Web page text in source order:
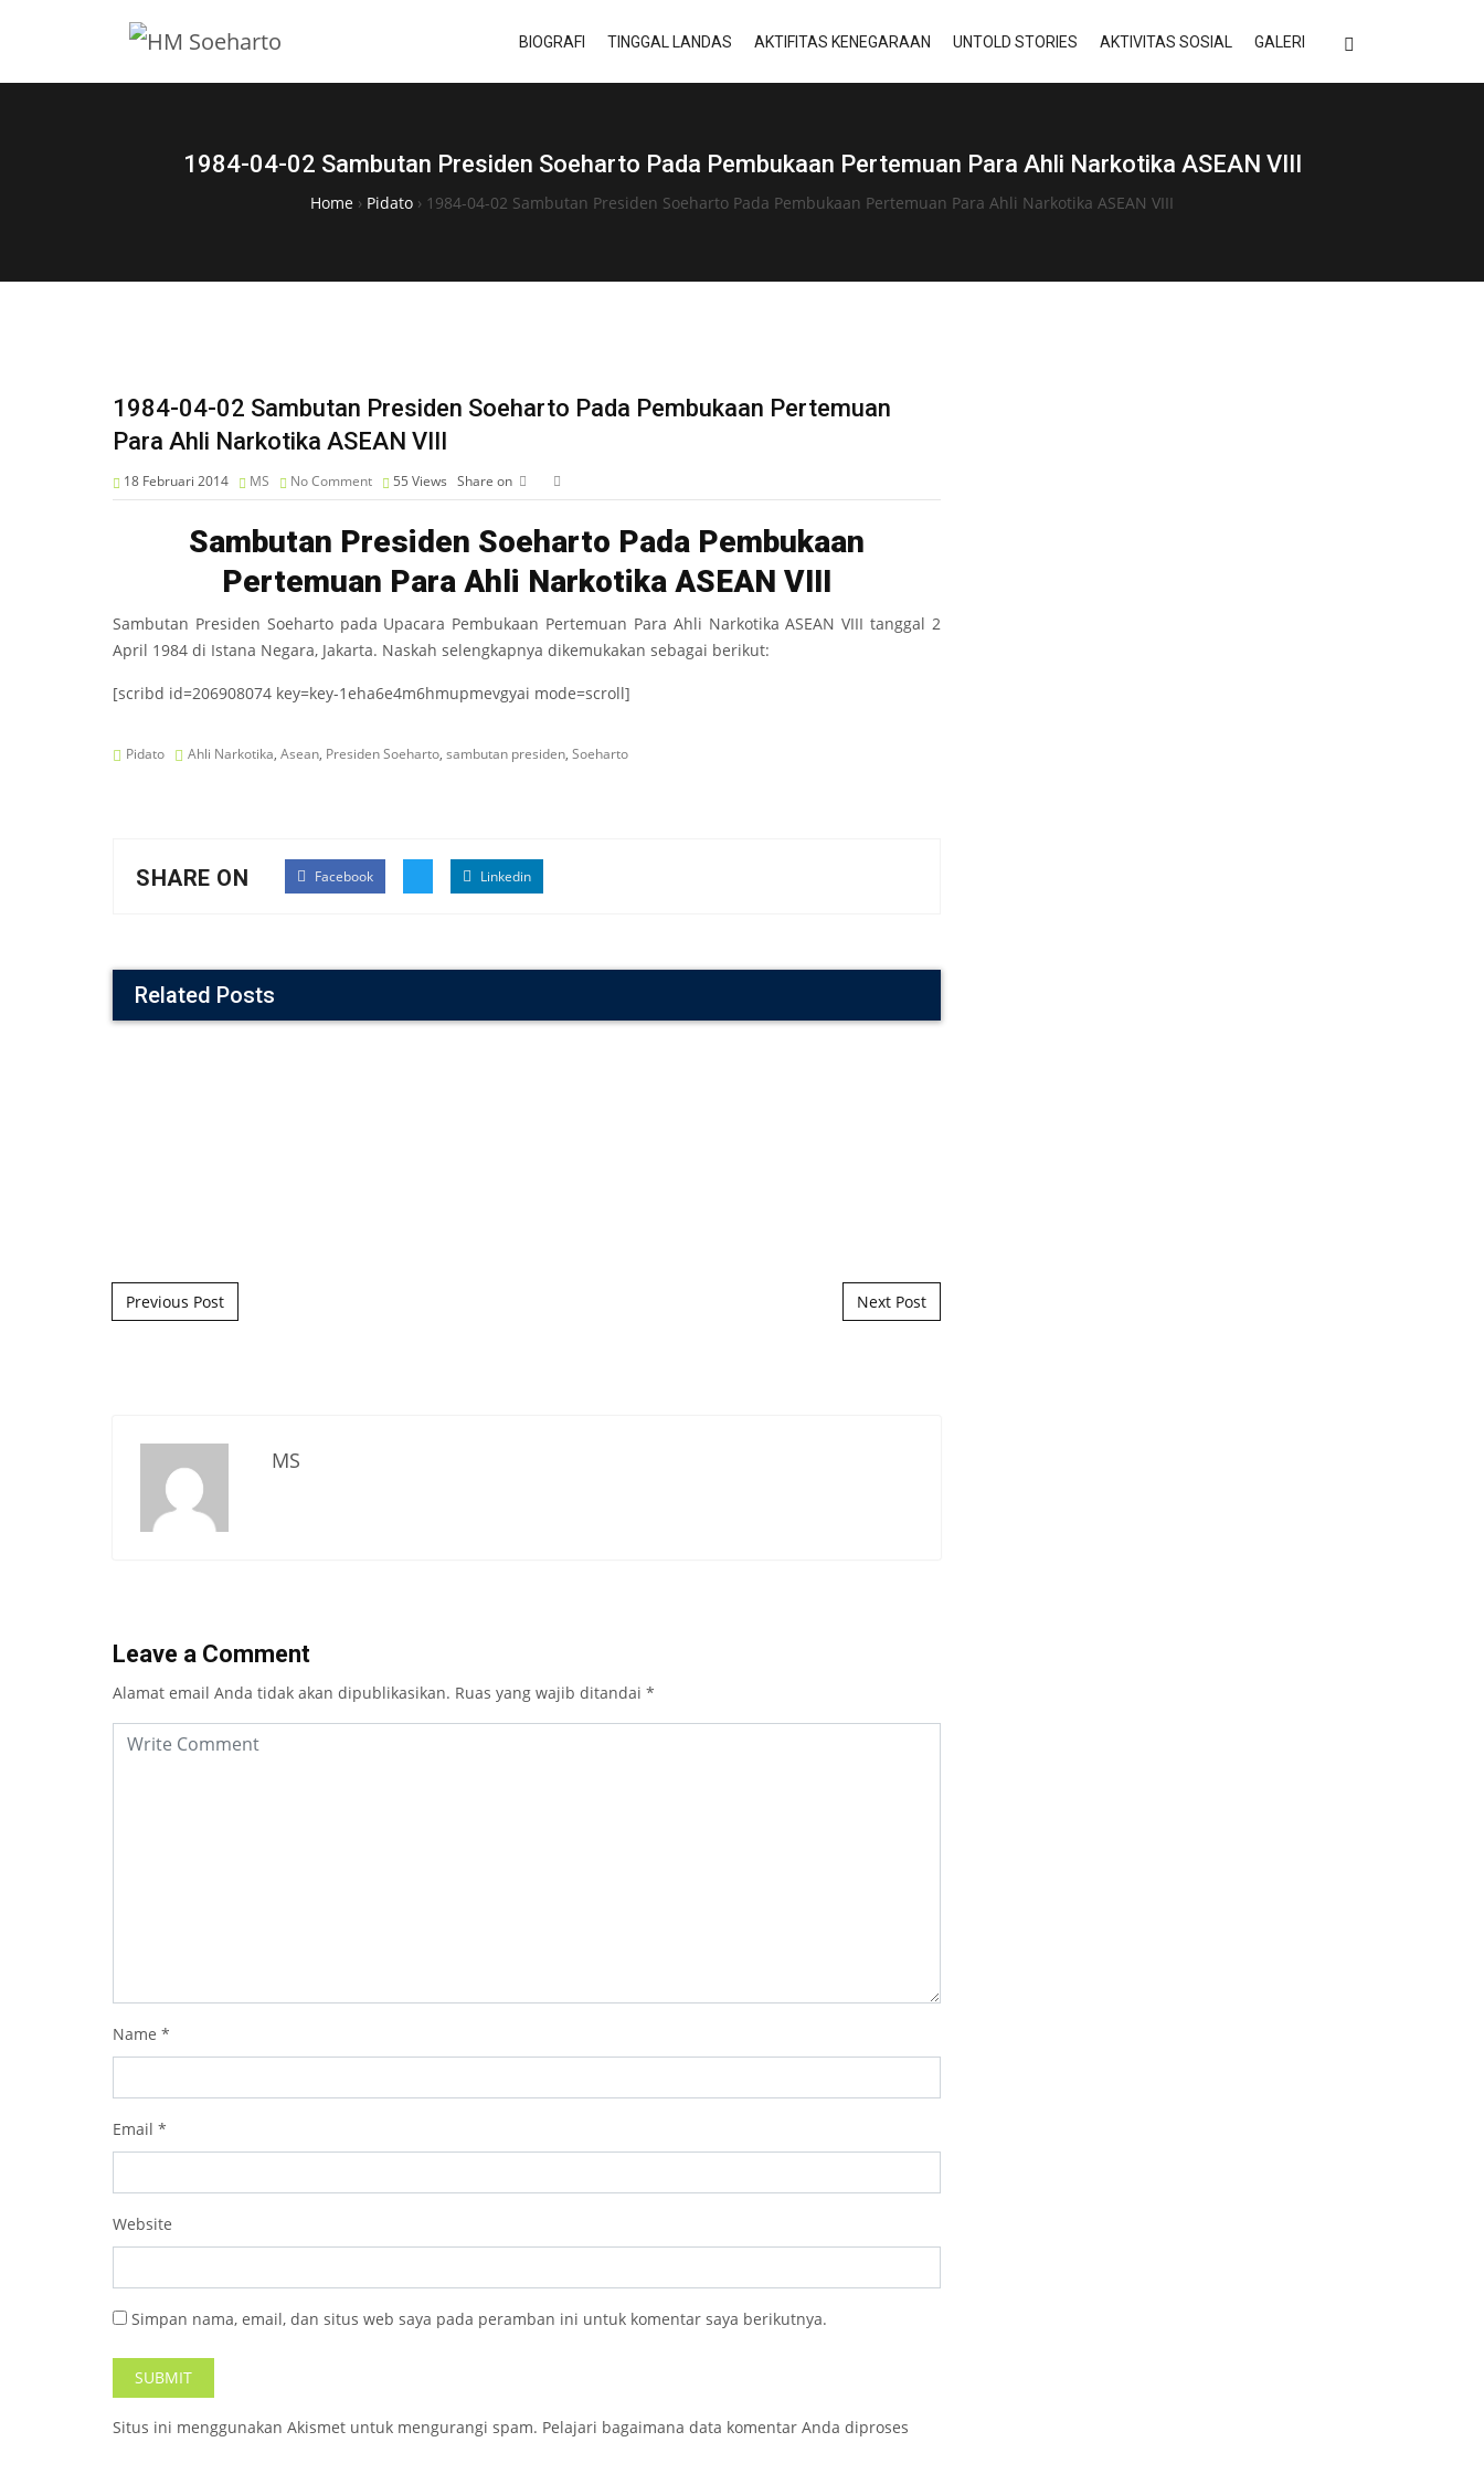
BIOGRAFI TINGGAL LANDAS AKTIFITAS KENEGARAAN UNTOLD STORIES AKTIVITAS SOSIAL GALERI
1984-04-02 Sambutan Presiden Soeharto Pada Pembukaan Pertemuan Para Ahli Narkotika ASEAN VIII
Home › Pidato › 1984-04-02 Sambutan Presiden Soeharto Pada Pembukaan Pertemuan Para Ahli Narkotika ASEAN VIII
1984-04-02 Sambutan Presiden Soeharto Pada Pembukaan Pertemuan
Para Ahli Narkotika ASEAN VIII
18 Februari 2014 MS No Comment 55 Views Share on
Sambutan Presiden Soeharto Pada Pembukaan
Pertemuan Para Ahli Narkotika ASEAN VIII
Sambutan Presiden Soeharto pada Upacara Pembukaan Pertemuan Para Ahli Narkotika ASEAN VIII tanggal 2
April 1984 di Istana Negara, Jakarta. Naskah selengkapnya dikemukakan sebagai berikut:
[scribd id=206908074 key=key-1eha6e4m6hmupmevgyai mode=scroll]
Pidato Ahli Narkotika, Asean, Presiden Soeharto, sambutan presiden, Soeharto
SHARE ON Facebook Linkedin
Related Posts
Post navigation
Previous Post Next Post
MS
Leave a Comment
Alamat email Anda tidak akan dipublikasikan. Ruas yang wajib ditandai *
Name *
Email *
Website
Simpan nama, email, dan situs web saya pada peramban ini untuk komentar saya berikutnya.
Situs ini menggunakan Akismet untuk mengurangi spam. Pelajari bagaimana data komentar Anda diproses